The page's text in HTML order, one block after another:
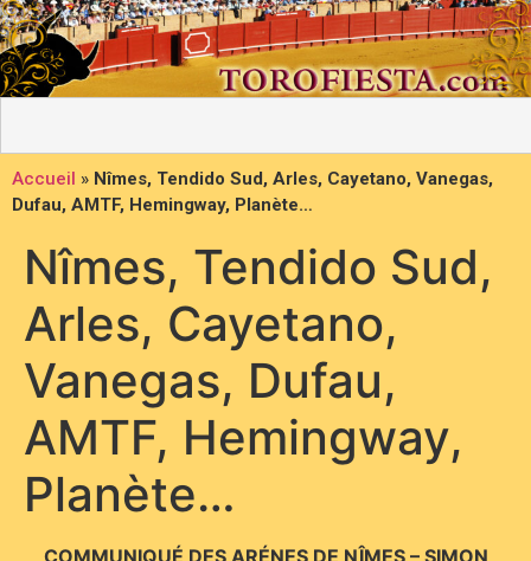
Accueil » Nîmes, Tendido Sud, Arles, Cayetano, Vanegas,
Dufau, AMTF, Hemingway, Planète…
Nîmes, Tendido Sud,
Arles, Cayetano,
Vanegas, Dufau,
AMTF, Hemingway,
Planète…